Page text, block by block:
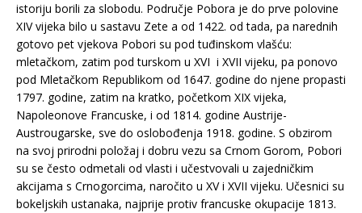
istoriju borili za slobodu. Područje Pobora je do prve polovine
XIV vijeka bilo u sastavu Zete a od 1422. od tada, pa narednih
gotovo pet vjekova Pobori su pod tuđinskom vlašću:
mletačkom, zatim pod turskom u XVI i XVII vijeku, pa ponovo
pod Mletačkom Republikom od 1647. godine do njene propasti
1797. godine, zatim na kratko, početkom XIX vijeka,
Napoleonove Francuske, i od 1814. godine Austrije-
Austrougarske, sve do oslobođenja 1918. godine. S obzirom
na svoj prirodni položaj i dobru vezu sa Crnom Gorom, Pobori
su se često odmetali od vlasti i učestvovali u zajedničkim
akcijama s Crnogorcima, naročito u XV i XVII vijeku. Učesnici su
bokeljskih ustanaka, najprije protiv francuske okupacije 1813.